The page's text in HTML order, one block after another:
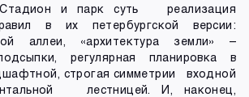
Стадион и парк суть реализация
в их петербургской версии:
аллеи, «архитектура земли» –
регулярная планировка в
строгая симметрии входной
лестницей. И, наконец,